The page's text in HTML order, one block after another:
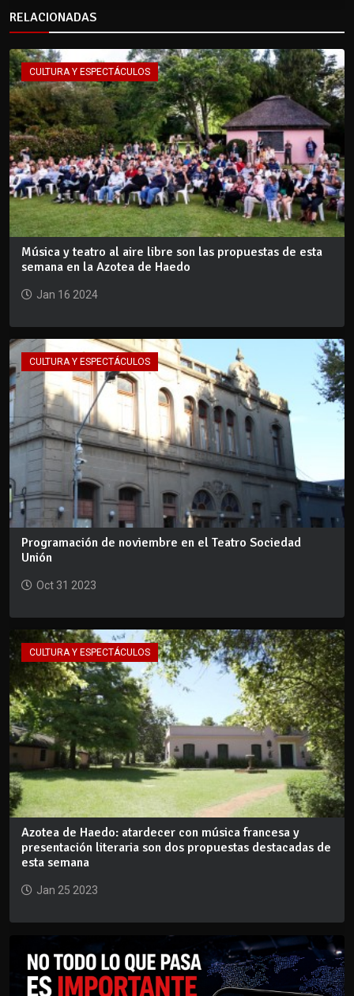
RELACIONADAS
CULTURA Y ESPECTÁCULOS
Música y teatro al aire libre son las propuestas de esta
semana en la Azotea de Haedo
Jan 16 2024
CULTURA Y ESPECTÁCULOS
Programación de noviembre en el Teatro Sociedad
Unión
Oct 31 2023
CULTURA Y ESPECTÁCULOS
Azotea de Haedo: atardecer con música francesa y
presentación literaria son dos propuestas destacadas de
esta semana
Jan 25 2023